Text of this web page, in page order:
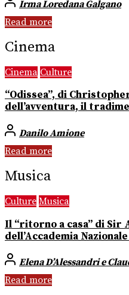
Irma Loredana Galgano
Read more
Cinema
Cinema Culture
“Odissea”, di
dell’avventura, il
Danilo Amione
Read more
Musica
Culture Musica
Il “ritorno a casa” di Sir
dell’Accademia
Elena D’Alessandri e
Read more